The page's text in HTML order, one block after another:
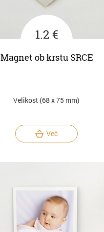
1.2 €
Magnet ob krstu SRCE
Velikost (68 x 75 mm)
Več